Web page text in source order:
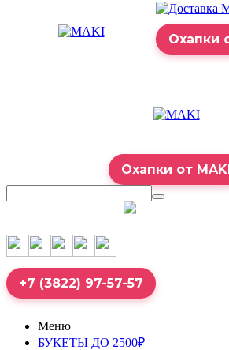
Охапки
Охапки от
+7 (3822) 97-57-57
Меню
БУКЕТЫ ДО 2500₽